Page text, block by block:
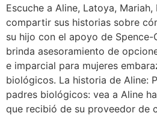
Escuche a Aline, Latoya,
compartir sus historias sobre
su hijo con el apoyo de Spence-
brinda asesoramiento de
e imparcial para mujeres
biológicos. La historia de Aline:
padres biológicos: vea a Aline
que recibió de su proveedor de